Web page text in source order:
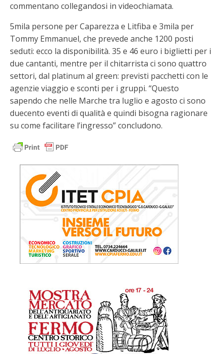
commentano collegandosi in videochiamata.
5mila persone per Caparezza e Litfiba e 3mila per
Tommy Emmanuel, che prevede anche 1200 posti
seduti: ecco la disponibilità. 35 e 46 euro i biglietti per i
due cantanti, mentre per il chitarrista ci sono quattro
settori, dal platinum al green: previsti pacchetti con le
agenzie viaggio e sconti per i gruppi. “Questo
sapendo che nelle Marche tra luglio e agosto ci sono
duecento eventi di qualità e quindi bisogna ragionare
su come facilitare l’ingresso” concludono.